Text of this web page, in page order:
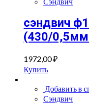
сэндвич
(430/
1972,00₽
Купить
Добавить в
Сэндвич